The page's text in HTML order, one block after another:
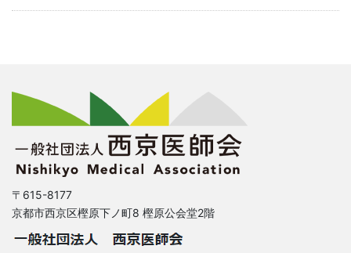
〒615-8177
京都市西京区樫原下ノ町8 樫原公会堂2階